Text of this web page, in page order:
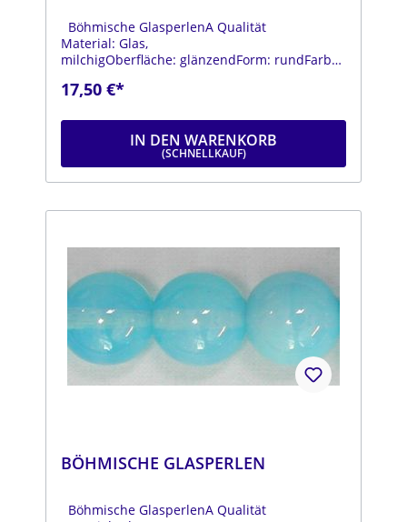
Böhmische GlasperlenA Qualität
Material: Glas,
milchigOberfläche: glänzendForm: rundFarbe:
ca. 25 cm
17,50 €*
IN DEN WARENKORB
BÖHMISCHE GLASPERLEN
Böhmische GlasperlenA Qualität